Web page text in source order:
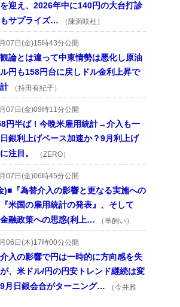
迎え、2026年中に140円の大台打診
サプライズ…
（陳満咲杜）
07日(金)15時43分公開
論とは違って中東情勢は悪化し原油
円も158円台に戻しドル金利上昇で
（持田有紀子）
07日(金)09時11分公開
円半ば！今晩米雇用統計→介入も一
銀利上げペース加速か？9月利上げ
注目。
（ZERO）
07日(金)06時45分公開
)■『為替介入の影響と更なる実施への
米国の雇用統計の発表』、そして
金融政策への思惑(利上…
（羊飼い）
06日(木)17時00分公開
入の影響で円は一時的に方向感を失
、米ドル/円の円安トレンド継続は変
月日銀会合がターニング…
（今井雅